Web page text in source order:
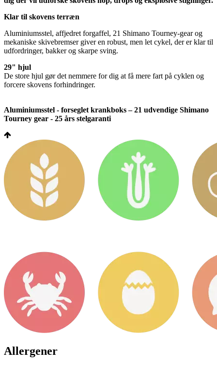
Klar til skovens terræn
Aluminiumsstel, affjedret forgaffel, 21 Shimano Tourney-gear og
mekaniske skivebremser giver en robust, men let cykel, der er klar til
udfordringer, bakker og skarpe sving.
29" hjul
De store hjul gør det nemmere for dig at få mere fart på cyklen og
forcere skovens forhindringer.
Aluminiumsstel - forseglet krankboks – 21 udvendige Shimano
Tourney gear - 25 års stelgaranti
Allergener